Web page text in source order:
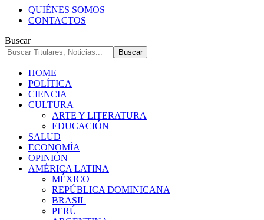
QUIÉNES SOMOS
CONTACTOS
Buscar
HOME
POLÍTICA
CIENCIA
CULTURA
ARTE Y LITERATURA
EDUCACIÓN
SALUD
ECONOMÍA
OPINIÓN
AMÉRICA LATINA
MÉXICO
REPÚBLICA DOMINICANA
BRASIL
PERÚ